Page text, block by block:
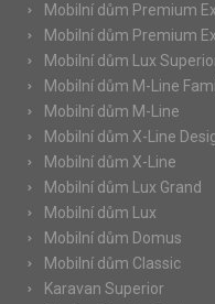
Mobilní dům Premium
Mobilní dům Premium
Mobilní dům Lux
Mobilní dům M-Line
Mobilní dům M-Line
Mobilní dům X-Line
Mobilní dům X-Line
Mobilní dům Lux Grand
Mobilní dům Lux
Mobilní dům Domus
Mobilní dům Classic
Karavan Superior